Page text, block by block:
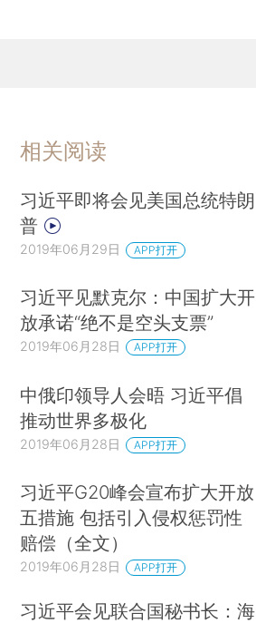
相关阅读
习近平即将会见美国总统特朗
普
2019年06月29日 APP打开
习近平见默克尔：中国扩大开
放承诺“绝不是空头支票”
2019年06月28日 APP打开
中俄印领导人会晤 习近平倡
推动世界多极化
2019年06月28日 APP打开
习近平G20峰会宣布扩大开放
五措施 包括引入侵权惩罚性
赔偿（全文）
2019年06月28日 APP打开
习近平会见联合国秘书长：海